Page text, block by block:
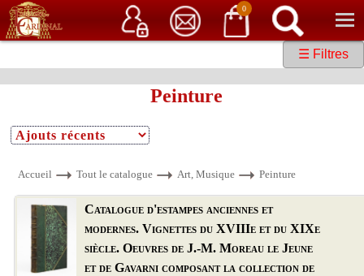
0
Service client 06 15 37 15 37 Librairie de livres anciens & rares
☰ Filtres
Peinture
Accueil Tout le catalogue Art, Musique Peinture
Catalogue d'estampes anciennes et
modernes. Vignettes du XVIIIe et du XIXe
siècle. Oeuvres de J.-M. Moreau le Jeune
et de Gavarni composant la collection de